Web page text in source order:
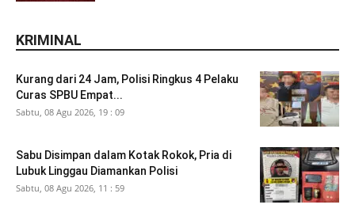
KRIMINAL
Kurang dari 24 Jam, Polisi Ringkus 4 Pelaku
Curas SPBU Empat...
Sabtu, 08 Agu 2026, 19 : 09
Sabu Disimpan dalam Kotak Rokok, Pria di
Lubuk Linggau Diamankan Polisi
Sabtu, 08 Agu 2026, 11 : 59